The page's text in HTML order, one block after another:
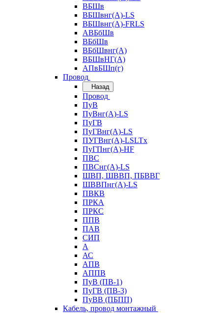
ВБШв
ВБШвнг(А)-LS
ВБШвнг(А)-FRLS
АВБбШв
ВБбШв
ВБбШвнг(А)
ВБШвНГ(А)
АПвБШп(г)
Провод
Назад
Провод
ПуВ
ПуВнг(А)-LS
ПуГВ
ПуГВнг(А)-LS
ПУГВнг(А)-LSLTx
ПуГПнг(А)-HF
ПВС
ПВСнг(А)-LS
ШВП, ШВВП, ПБВВГ
ШВВПнг(А)-LS
ПВКВ
ПРКА
ПРКС
ППВ
ПАВ
СИП
А
АС
АПВ
АППВ
ПуВ (ПВ-1)
ПуГВ (ПВ-3)
ПуВВ (ПБПП)
Кабель, провод монтажный